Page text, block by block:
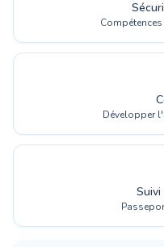
Développer
Suivi